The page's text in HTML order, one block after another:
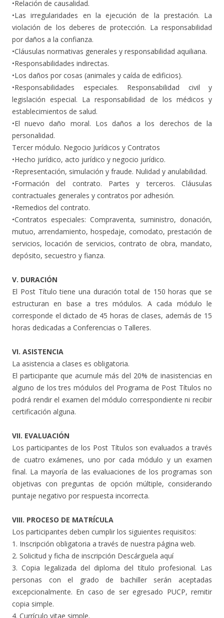
•Relación de causalidad.
•Las irregularidades en la ejecución de la prestación. La
violación de los deberes de protección. La responsabilidad
por daños a la confianza.
•Cláusulas normativas generales y responsabilidad aquiliana.
•Responsabilidades indirectas.
•Los daños por cosas (animales y caída de edificios).
•Responsabilidades especiales. Responsabilidad civil y
legislación especial. La responsabilidad de los médicos y
establecimientos de salud.
•El nuevo daño moral. Los daños a los derechos de la
personalidad.
Tercer módulo. Negocio Jurídicos y Contratos
•Hecho jurídico, acto jurídico y negocio jurídico.
•Representación, simulación y fraude. Nulidad y anulabilidad.
•Formación del contrato. Partes y terceros. Cláusulas
contractuales generales y contratos por adhesión.
•Remedios del contrato.
•Contratos especiales: Compraventa, suministro, donación,
mutuo, arrendamiento, hospedaje, comodato, prestación de
servicios, locación de servicios, contrato de obra, mandato,
depósito, secuestro y fianza.
V. DURACIÓN
El Post Título tiene una duración total de 150 horas que se
estructuran en base a tres módulos. A cada módulo le
corresponde el dictado de 45 horas de clases, además de 15
horas dedicadas a Conferencias o Talleres.
VI. ASISTENCIA
La asistencia a clases es obligatoria.
El participante que acumule más del 20% de inasistencias en
alguno de los tres módulos del Programa de Post Títulos no
podrá rendir el examen del módulo correspondiente ni recibir
certificación alguna.
VII. EVALUACIÓN
Los participantes de los Post Títulos son evaluados a través
de cuatro exámenes, uno por cada módulo y un examen
final. La mayoría de las evaluaciones de los programas son
objetivas con preguntas de opción múltiple, considerando
puntaje negativo por respuesta incorrecta.
VIII. PROCESO DE MATRÍCULA
Los participantes deben cumplir los siguientes requisitos:
1. Inscripción obligatoria a través de nuestra página web.
2. Solicitud y ficha de inscripción Descárguela aquí
3. Copia legalizada del diploma del título profesional. Las
personas con el grado de bachiller serán aceptadas
excepcionalmente. En caso de ser egresado PUCP, remitir
copia simple.
4. Currículo vitae simple.